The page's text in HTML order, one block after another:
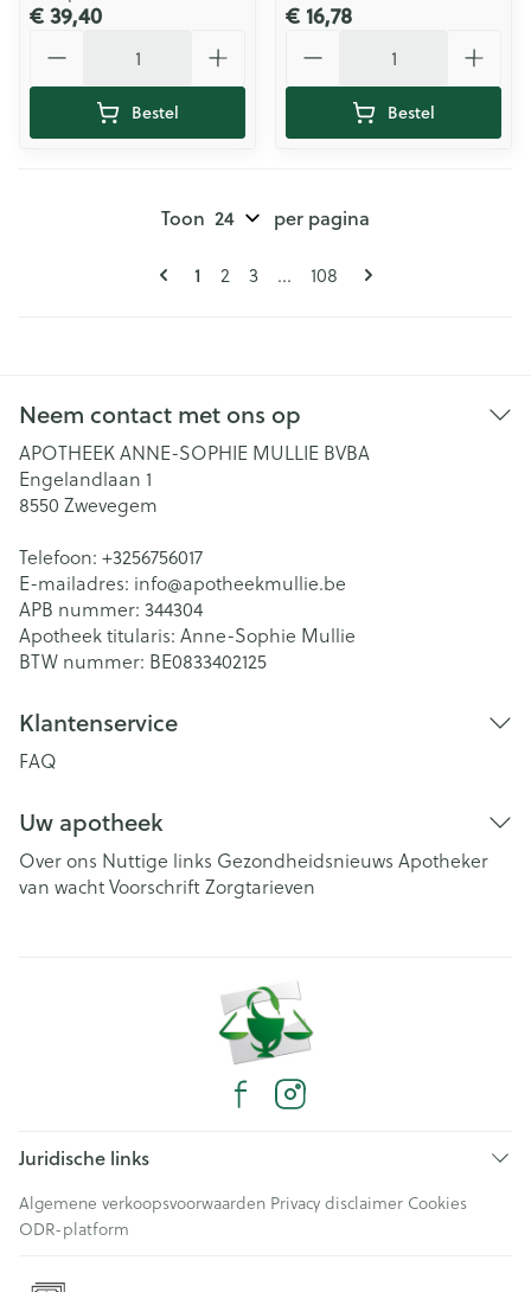
€ 39,40
Bestel
€ 16,78
Bestel
Pagina's
U lees momenteel pagina
1 Pagina
2 Pagina
3 ... Pagina
108
Toon per pagina
Neem contact met ons op
APOTHEEK ANNE-SOPHIE MULLIE BVBA
Engelandlaan 1
8550 Zwevegem
Telefoon: +3256756017
E-mailadres: info@apotheekmullie.be
APB nummer: 344304
Apotheek titularis: Anne-Sophie Mullie
BTW nummer: BE0833402125
Klantenservice
FAQ
Uw apotheek
Over ons Nuttige links Gezondheidsnieuws Apotheker
van wachtVoorschriftZorgtarieven
Juridische links
Algemene verkoopsvoorwaarden Privacy disclaimer Cookies
ODR-platform